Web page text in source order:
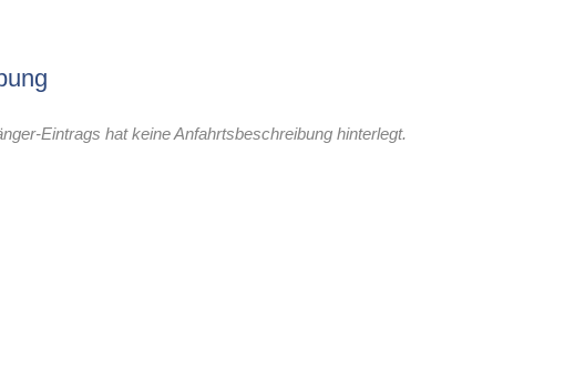
Eintrags hat keine Anfahrtsbeschreibung hinterlegt.